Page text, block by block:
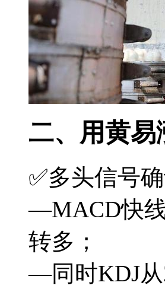
二、用黄易
✅多头信号确
—MACD快
转多；
—同时KDJ